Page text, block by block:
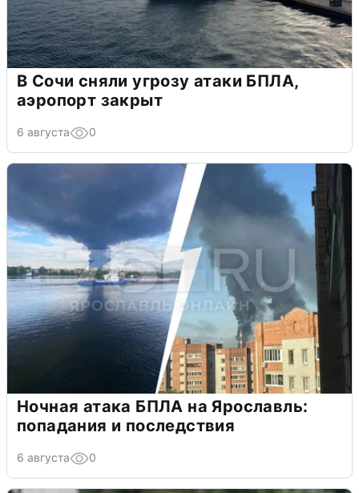
В Сочи сняли угрозу атаки БПЛА,
аэропорт закрыт
6 августа 0
Ночная атака БПЛА на Ярославль:
попадания и последствия
6 августа 0